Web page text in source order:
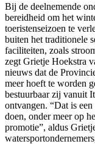
Bij de deelnemende
bereidheid om het
toeristenseizoen te
buiten het traditionele
faciliteiten, zoals
zegt Grietje Hoekstra
nieuws dat de
meer hoeft te worden
bestuurbaar zij vanuit
ontvangen. “Dat is
doen, onder meer op
promotie”, aldus